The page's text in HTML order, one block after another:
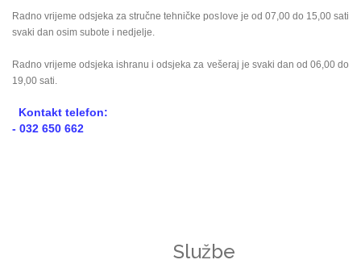
Radno vrijeme odsjeka za stručne tehničke poslove je od 07,00 do 15,00 sati
svaki dan osim subote i nedjelje.
Radno vrijeme odsjeka ishranu i odsjeka za vešeraj je svaki dan od 06,00 do
19,00 sati.
Kontakt telefon:
- 032 650 662
Službe